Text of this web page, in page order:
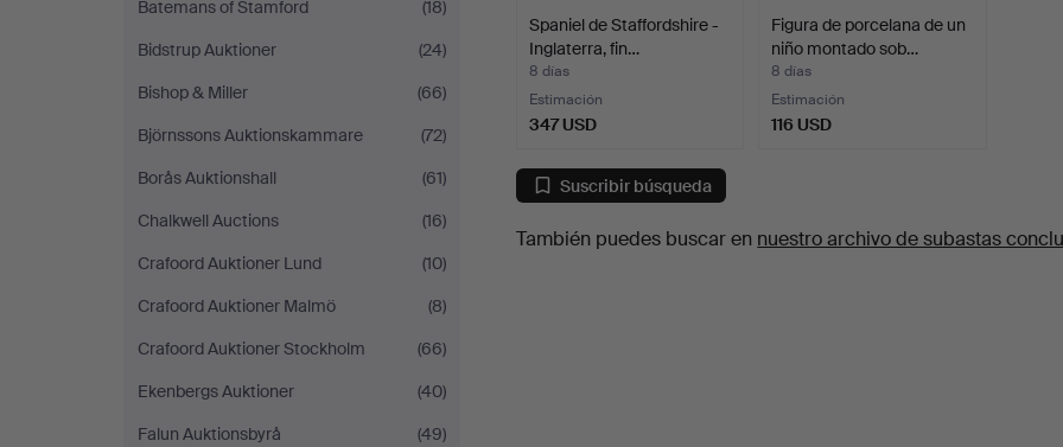
Batemans of Stamford
(18)
Bidstrup Auktioner
(24)
Bishop & Miller
(66)
Björnssons Auktionskammare
(72)
Borås Auktionshall
(61)
Chalkwell Auctions
(16)
Crafoord Auktioner Lund
(10)
Crafoord Auktioner Malmö
(8)
Crafoord Auktioner Stockholm
(66)
Ekenbergs Auktioner
(40)
Falun Auktionsbyrå
(49)
Spaniel de Staffordshire -
Inglaterra, fin…
8 días
Estimación
347 USD
Figura de porcelana de un
niño montado sob…
8 días
Estimación
116 USD
Suscribir búsqueda
También puedes buscar en nuestro archivo de subastas